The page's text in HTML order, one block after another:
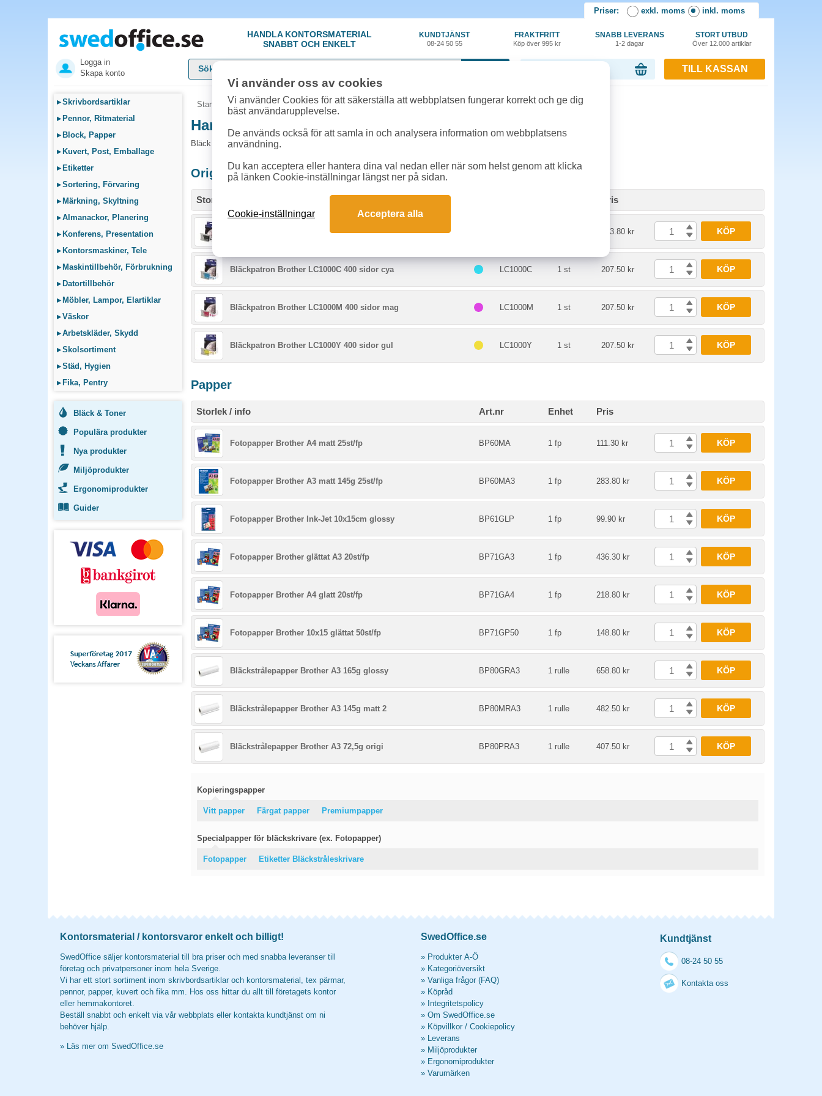
Priser: exkl. moms inkl. moms
HANDLA KONTORSMATERIAL
SNABBT OCH ENKELT
KUNDTJÄNST
08-24 50 55
FRAKTFRITT
Köp över 995 kr
SNABB LEVERANS
1-2 dagar
STORT UTBUD
Över 12.000 artiklar
Logga in
Skapa konto
TILL KASSAN
▸Skrivbordsartiklar
▸ Pennor, Ritmaterial
▸ Block, Papper
▸ Kuvert, Post, Emballage
▸ Etiketter
▸Sortering, Förvaring
▸ Märkning, Skyltning
▸Almanackor, Planering
▸ Konferens, Presentation
▸ Kontorsmaskiner, Tele
▸ Maskintillbehör, Förbrukning
▸ Datortillbehör
▸ Möbler, Lampor, Elartiklar
▸Väskor
▸Arbetskläder, Skydd
▸Skolsortiment
▸Städ, Hygien
▸ Fika, Pentry
Bläck & Toner
Populära produkter
Nya produkter
Miljöprodukter
Ergonomiprodukter
Guider
Startsida » Sök bläck & toner»Brother FAX 1860C
Handla Bläck till Brother FAX 1860C online
Bläck och tillbehör som passar till Brother FAX 1860C
Originalprodukter till Brother FAX 1860C
Storlek / info Pris
Bläckpatron Brother LC1000BK 500 sidor sv 343.80 kr KÖP
Bläckpatron Brother LC1000C 400 sidor cya LC1000C 1 st 207.50 kr KÖP
Bläckpatron Brother LC1000M 400 sidor mag LC1000M 1 st 207.50 kr KÖP
Bläckpatron Brother LC1000Y 400 sidor gul LC1000Y 1 st 207.50 kr KÖP
Papper
Storlek / info Art.nr Enhet Pris
Fotopapper Brother A4 matt 25st/fp BP60MA 1 fp 111.30 kr KÖP
Fotopapper Brother A3 matt 145g 25st/fp BP60MA3 1 fp 283.80 kr KÖP
Fotopapper Brother Ink-Jet 10x15cm glossy BP61GLP 1 fp 99.90 kr KÖP
Fotopapper Brother glättat A3 20st/fp BP71GA3 1 fp 436.30 kr KÖP
Fotopapper Brother A4 glatt 20st/fp BP71GA4 1 fp 218.80 kr KÖP
Fotopapper Brother 10x15 glättat 50st/fp BP71GP50 1 fp 148.80 kr KÖP
Bläckstrålepapper Brother A3 165g glossy BP80GRA3 1 rulle 658.80 kr KÖP
Bläckstrålepapper Brother A3 145g matt 2 BP80MRA3 1 rulle 482.50 kr KÖP
Bläckstrålepapper Brother A3 72,5g origi BP80PRA3 1 rulle 407.50 kr KÖP
Kopieringspapper
Vitt papper Färgat papper Premiumpapper
Specialpapper för bläckskrivare (ex. Fotopapper)
Fotopapper Etiketter Bläckstråleskrivare
Kontorsmaterial / kontorsvaror enkelt och billigt!
SwedOffice säljer kontorsmaterial till bra priser och med snabba leveranser till
företag och privatpersoner inom hela Sverige.
Vi har ett stort sortiment inom skrivbordsartiklar och kontorsmaterial, tex pärmar,
pennor, papper, kuvert och fika mm. Hos oss hittar du allt till företagets kontor
eller hemmakontoret.
Beställ snabbt och enkelt via vår webbplats eller kontakta kundtjänst om ni
behöver hjälp.
» Läs mer om SwedOffice.se
SwedOffice.se
» Produkter A-Ö
» Kategoriöversikt
» Vanliga frågor (FAQ)
» Köpråd
» Integritetspolicy
» Om SwedOffice.se
» Köpvillkor / Cookiepolicy
» Leverans
» Miljöprodukter
» Ergonomiprodukter
» Varumärken
Kundtjänst
08-24 50 55
Kontakta oss
Vi använder oss av cookies
Vi använder Cookies för att säkerställa att webbplatsen fungerar korrekt och ge dig
bäst användarupplevelse.
De används också för att samla in och analysera information om webbplatsens
användning.
Du kan acceptera eller hantera dina val nedan eller när som helst genom att klicka
på länken Cookie-inställningar längst ner på sidan.
Cookie-inställningar Acceptera alla